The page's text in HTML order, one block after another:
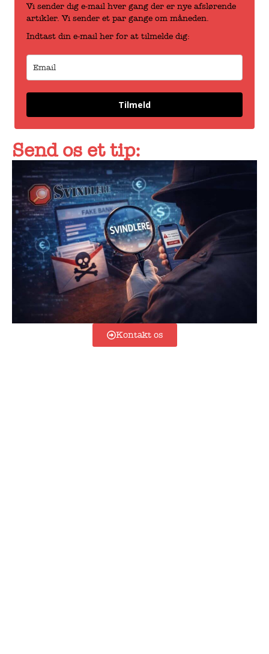
Vi sender dig e-mail hver gang der er nye afslørende
artikler. Vi sender et par gange om måneden.
Indtast din e-mail her for at tilmelde dig:
Tilmeld
Send os et tip:
Kontakt os